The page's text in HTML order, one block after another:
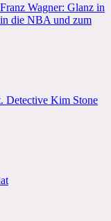
Wagner: Glanz in
die NBA und zum
Detective Kim Stone